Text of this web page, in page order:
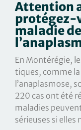
Attention
protégez-
maladie
En Montérégie,
tiques, comme
l’anaplasmose,
220 cas ont été
maladies
sérieuses si